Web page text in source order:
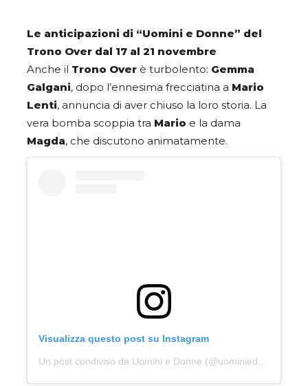
Le anticipazioni di “Uomini e Donne” del
Trono Over dal 17 al 21 novembre
Anche il Trono Over è turbolento: Gemma
Galgani, dopo l’ennesima frecciatina a Mario
Lenti, annuncia di aver chiuso la loro storia. La
vera bomba scoppia tra Mario e la dama
Magda, che discutono animatamente.
Visualizza questo post su Instagram